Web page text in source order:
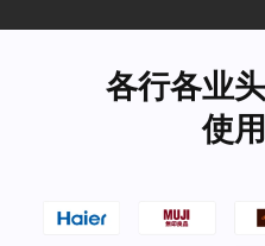
各行各业
使